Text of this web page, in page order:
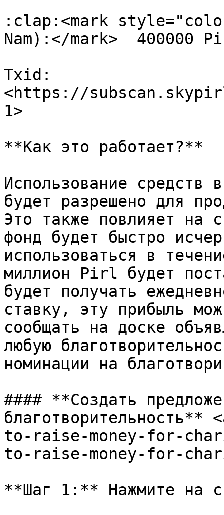
:clap:<mark
Nam):</mark>  400000
Txid:
<https://
1>
**Как это работает?**
Использование средств
будет разрешено для
Это также повлияет на
фонд будет быстро
использоваться в
миллион Pirl будет
будет получать
ставку, эту прибыль
сообщать на доске
любую
номинации на
#### **Создать
to-raise-money-for-
to-raise-money-for-
**Шаг 1:** Нажмите на